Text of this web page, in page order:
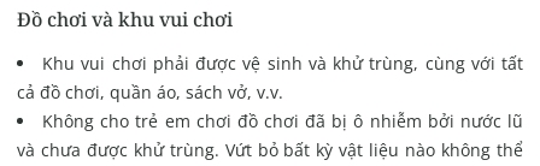
Đồ chơi và khu vui chơi
Khu vui chơi phải được vệ sinh và khử trùng, cùng với tất
cả đồ chơi, quần áo, sách vở, v.v.
Không cho trẻ em chơi đồ chơi đã bị ô nhiễm bởi nước lũ
và chưa được khử trùng. Vứt bỏ bất kỳ vật liệu nào không thể